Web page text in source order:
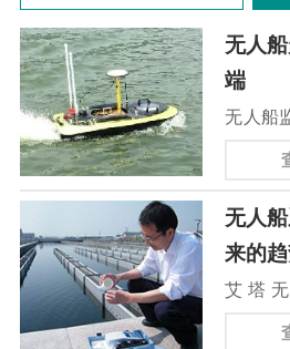
无人
端
无人船
先进的
出的水
以满足
求。从
影，无
无人
来的
艾塔